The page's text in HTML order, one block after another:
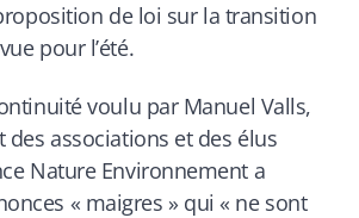
de loi sur la transition
pour l’été.
voulu par Manuel Valls,
des associations et des élus
Nature Environnement a
« maigres » qui « ne sont